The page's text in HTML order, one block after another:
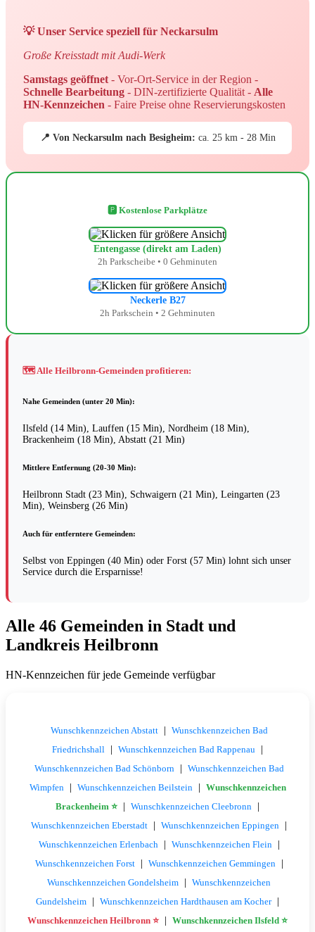
💡 Unser Service speziell für Neckarsulm
Große Kreisstadt mit Audi-Werk
Samstags geöffnet - Vor-Ort-Service in der Region -
Schnelle Bearbeitung - DIN-zertifizierte Qualität - Alle
HN-Kennzeichen - Faire Preise ohne Reservierungskosten
📍 Von Neckarsulm nach Besigheim: ca. 25 km - 28 Min
🅿️ Kostenlose Parkplätze
Entengasse (direkt am Laden)
2h Parkscheibe • 0 Gehminuten
Neckerle B27
2h Parkschein • 2 Gehminuten
🗺️ Alle Heilbronn-Gemeinden profitieren:
Nahe Gemeinden (unter 20 Min):
Ilsfeld (14 Min), Lauffen (15 Min), Nordheim (18 Min),
Brackenheim (18 Min), Abstatt (21 Min)
Mittlere Entfernung (20-30 Min):
Heilbronn Stadt (23 Min), Schwaigern (21 Min), Leingarten (23
Min), Weinsberg (26 Min)
Auch für entferntere Gemeinden:
Selbst von Eppingen (40 Min) oder Forst (57 Min) lohnt sich unser
Service durch die Ersparnisse!
Alle 46 Gemeinden in Stadt und
Landkreis Heilbronn
HN-Kennzeichen für jede Gemeinde verfügbar
Wunschkennzeichen Abstatt | Wunschkennzeichen Bad
Friedrichshall
| Wunschkennzeichen Bad Rappenau |
Wunschkennzeichen Bad Schönborn | Wunschkennzeichen Bad
Wimpfen
| Wunschkennzeichen Beilstein | Wunschkennzeichen
Brackenheim ⭐ | Wunschkennzeichen Cleebronn |
Wunschkennzeichen Eberstadt | Wunschkennzeichen Eppingen |
Wunschkennzeichen Erlenbach | Wunschkennzeichen Flein |
Wunschkennzeichen Forst | Wunschkennzeichen Gemmingen |
Wunschkennzeichen Gondelsheim | Wunschkennzeichen
Gundelsheim | Wunschkennzeichen Hardthausen am Kocher |
Wunschkennzeichen Heilbronn ⭐ | Wunschkennzeichen Ilsfeld ⭐